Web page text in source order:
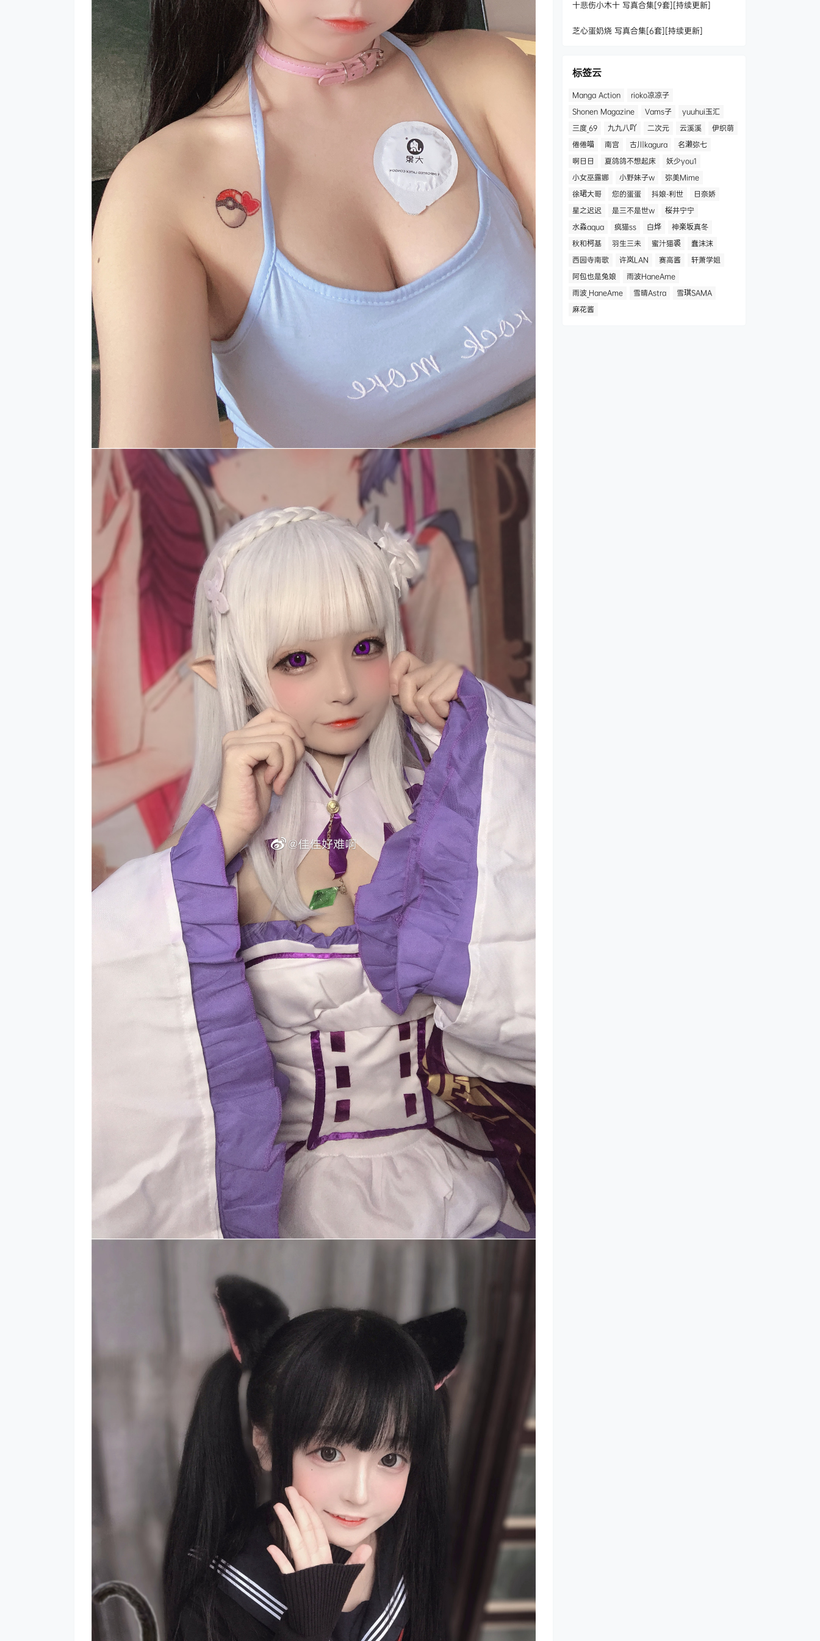
十悲伤小木十 写真合集[9套][持续更新]
芝心蛋奶烧 写真合集[6套][持续更新]
标签云
Manga Action
rioko凉凉子
Shonen Magazine
Vams子
yuuhui玉汇
三度_69
九九八吖 二次元 云溪溪
伊织萌
倦倦喵
南宫 古川kagura
名濑弥七
啊日日
夏鸽鸽不想起床
妖少you1
小女巫露娜
小野妹子w
弥美Mime
徐珺大哥
您的蛋蛋 抖娘-利世
日奈娇
星之迟迟
是三不是世w
桜井宁宁
水淼aqua
疯猫ss 白烨
神楽坂真冬
秋和柯基
羽生三未 蜜汁猫裘
蠢沫沫
西园寺南歌
许岚LAN 赛高酱
轩萧学姐
阿包也是兔娘
雨波HaneAme
雨波_HaneAme
雪晴Astra
雪琪SAMA
麻花酱